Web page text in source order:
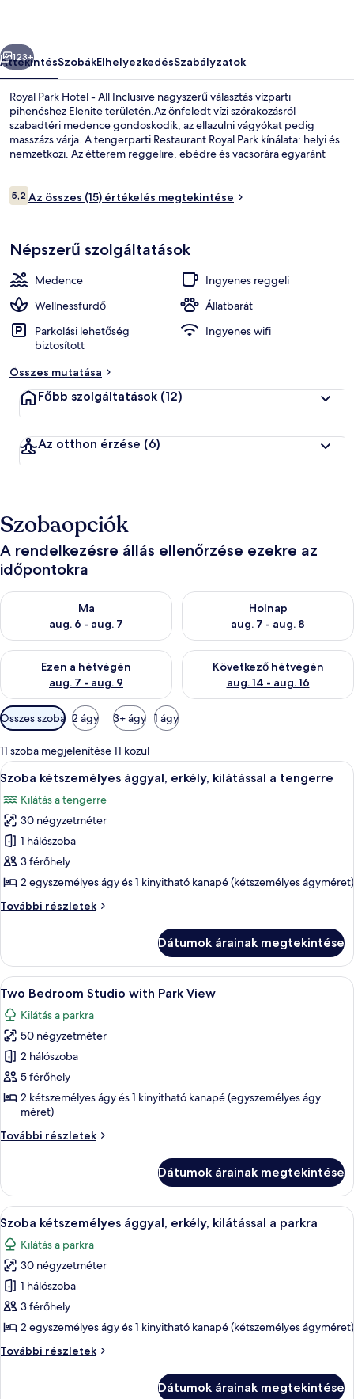
Következő
123+
ÁttekintésSzobákElhelyezkedésSzabályzatok
Royal Park Hotel - All Inclusive nagyszerű választás vízparti
pihenéshez Elenite területén.Az önfeledt vízi szórakozásról
szabadtéri medence gondoskodik, az ellazulni vágyókat pedig
masszázs várja. A tengerparti Restaurant Royal Park kínálata: helyi és
nemzetközi. Az étterem reggelire, ebédre és vacsorára egyaránt
fitneszlétesítmény.
Értékelések
5,25,2 ennyiből: 10
Az összes (15) értékelés megtekintése
Népszerű szolgáltatások
Medence
Ingyenes reggeli
Wellnessfürdő
Állatbarát
Parkolási lehetőség
biztosított
Ingyenes wifi
Összes mutatása
Főbb szolgáltatások (12)
Az otthon érzése (6)
Szobaopciók
A rendelkezésre állás ellenőrzése ezekre az
időpontokra
Ma
aug. 6 - aug. 7
A ma esti rendelkezésre állás ellenőrzése: aug. 6 - aug. 7
Holnap
aug. 7 - aug. 8
A holnapi rendelkezésre állás
Ezen a hétvégén
aug. 7 - aug. 9
A mostani hétvégi rendelkezésre állás ellenőrzése: aug. 7 -
Következő hétvégén
aug. 14 - aug. 16
A következő hétvégi
Szobákhoz
rendelkezésre
álló
szűrők
Összes szoba 2 ágy 3+ ágy 1 ágy
11 szoba megjelenítése 11 közül
A
következő
szoba
összes
képének
megtekintése:
Szoba
ággyal,
a
tengerre
Egy szállodai szoba, amelyben
27
Szoba kétszemélyes ággyal, erkély, kilátással a tengerre
Kilátás a tengerre
30 négyzetméter
1 hálószoba
3 férőhely
2 egyszemélyes ágy és 1 kinyitható kanapé (kétszemélyes ágyméret)
További részletek
Szoba
kilátással
tengerre
további
részletei
Dátumok árainak megtekintése
A
következő
szoba
összes
képének
megtekintése:
Two
Bedroom
Studio
View
Széf a szobában, íróasztal és vasaló/
5
Two Bedroom Studio with Park View
Kilátás a parkra
50 négyzetméter
2 hálószoba
5 férőhely
2 kétszemélyes ágy és 1 kinyitható kanapé (egyszemélyes ágy
méret)
További részletek
Two
Park
View
további
részletei
Dátumok árainak megtekintése
A
következő
szoba
összes
képének
megtekintése:
Szoba
ággyal,
Széf a szobában, íróasztal és vasaló/
26
Szoba kétszemélyes ággyal, erkély, kilátással a parkra
Kilátás a parkra
30 négyzetméter
1 hálószoba
3 férőhely
2 egyszemélyes ágy és 1 kinyitható kanapé (kétszemélyes ágyméret)
További részletek
Szoba
Dátumok árainak megtekintése